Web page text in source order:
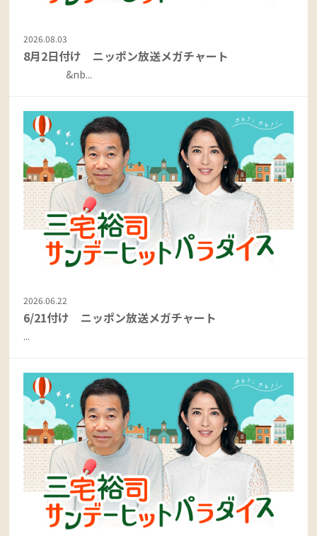
2026.08.03
8月2日付け ニッポン放送メガチャート
&nb...
2026.06.22
6/21付け ニッポン放送メガチャート
...